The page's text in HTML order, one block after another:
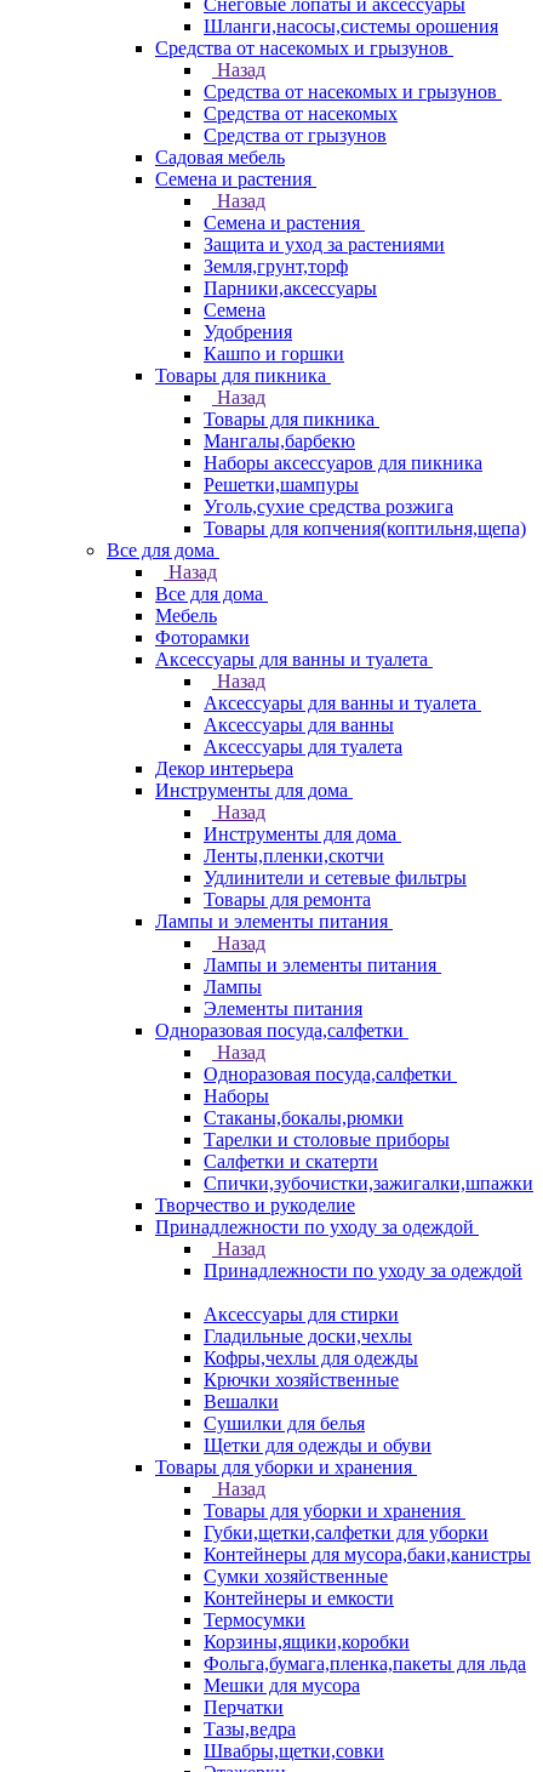
Снеговые лопаты и аксессуары
Шланги,насосы,системы орошения
Средства от насекомых и грызунов
Назад
Средства от насекомых и грызунов
Средства от насекомых
Средства от грызунов
Садовая мебель
Семена и растения
Назад
Семена и растения
Защита и уход за растениями
Земля,грунт,торф
Парники,аксессуары
Семена
Удобрения
Кашпо и горшки
Товары для пикника
Назад
Товары для пикника
Мангалы,барбекю
Наборы аксессуаров для пикника
Решетки,шампуры
Уголь,сухие средства розжига
Товары для копчения(коптильня,щепа)
Все для дома
Назад
Все для дома
Мебель
Фоторамки
Аксессуары для ванны и туалета
Назад
Аксессуары для ванны и туалета
Аксессуары для ванны
Аксессуары для туалета
Декор интерьера
Инструменты для дома
Назад
Инструменты для дома
Ленты,пленки,скотчи
Удлинители и сетевые фильтры
Товары для ремонта
Лампы и элементы питания
Назад
Лампы и элементы питания
Лампы
Элементы питания
Одноразовая посуда,салфетки
Назад
Одноразовая посуда,салфетки
Наборы
Стаканы,бокалы,рюмки
Тарелки и столовые приборы
Салфетки и скатерти
Спички,зубочистки,зажигалки,шпажки
Творчество и рукоделие
Принадлежности по уходу за одеждой
Назад
Принадлежности по уходу за одеждой
Аксессуары для стирки
Гладильные доски,чехлы
Кофры,чехлы для одежды
Крючки хозяйственные
Вешалки
Сушилки для белья
Щетки для одежды и обуви
Товары для уборки и хранения
Назад
Товары для уборки и хранения
Губки,щетки,салфетки для уборки
Контейнеры для мусора,баки,канистры
Сумки хозяйственные
Контейнеры и емкости
Термосумки
Корзины,ящики,коробки
Фольга,бумага,пленка,пакеты для льда
Мешки для мусора
Перчатки
Тазы,ведра
Швабры,щетки,совки